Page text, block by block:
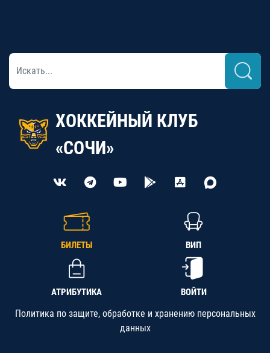
ХОККЕЙНЫЙ КЛУБ
«СОЧИ»
БИЛЕТЫ ВИП
АТРИБУТИКА ВОЙТИ
Политика по защите, обработке и хранению персональных
данных